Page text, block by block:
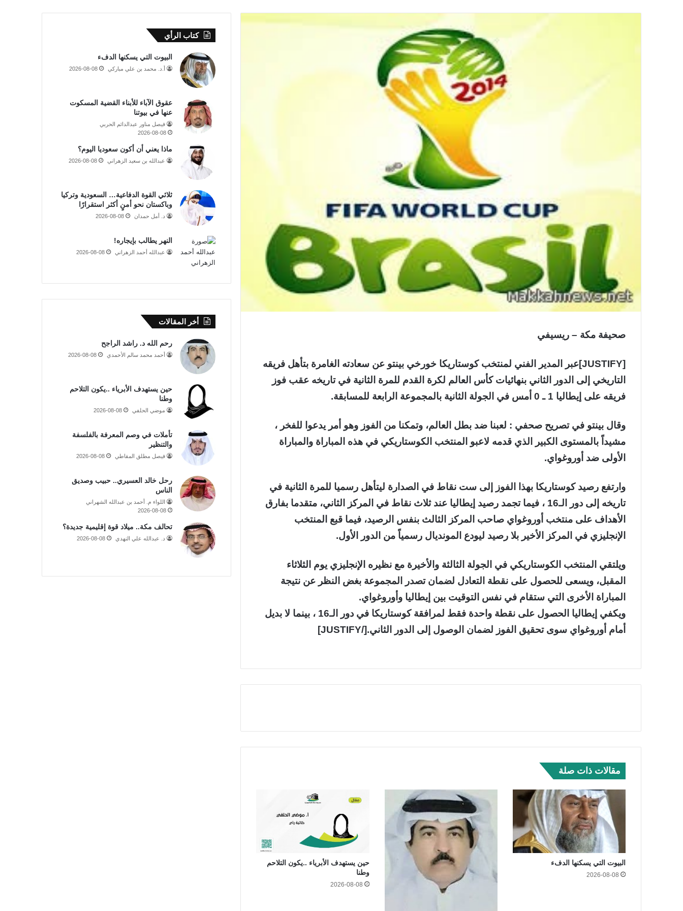
صحيفة مكة – ريسيفي
[JUSTIFY]عبر المدير الفني لمنتخب كوستاريكا خورخي بينتو عن سعادته الغامرة بتأهل فريقه
التاريخي إلى الدور الثاني بنهائيات كأس العالم لكرة القدم للمرة الثانية في تاريخه عقب فوز
فريقه على إيطاليا 1 ـ 0 أمس في الجولة الثانية بالمجموعة الرابعة للمسابقة.
وقال بينتو في تصريح صحفي : لعبنا ضد بطل العالم، وتمكنا من الفوز وهو أمر يدعوا للفخر ،
مشيداً بالمستوى الكبير الذي قدمه لاعبو المنتخب الكوستاريكي في هذه المباراة والمباراة
الأولى ضد أوروغواي.
وارتفع رصيد كوستاريكا بهذا الفوز إلى ست نقاط في الصدارة ليتأهل رسميا للمرة الثانية في
تاريخه إلى دور الـ16 ، فيما تجمد رصيد إيطاليا عند ثلاث نقاط في المركز الثاني، متقدما بفارق
الأهداف على منتخب أوروغواي صاحب المركز الثالث بنفس الرصيد، فيما قبع المنتخب
الإنجليزي في المركز الأخير بلا رصيد ليودع المونديال رسمياً من الدور الأول.
ويلتقي المنتخب الكوستاريكي في الجولة الثالثة والأخيرة مع نظيره الإنجليزي يوم الثلاثاء
المقبل، ويسعى للحصول على نقطة التعادل لضمان تصدر المجموعة بغض النظر عن نتيجة
المباراة الأخرى التي ستقام في نفس التوقيت بين إيطاليا وأوروغواي.
ويكفي إيطاليا الحصول على نقطة واحدة فقط لمرافقة كوستاريكا في دور الـ16 ، بينما لا بديل
أمام أوروغواي سوى تحقيق الفوز لضمان الوصول إلى الدور الثاني.[/JUSTIFY]
مقالات ذات صلة
البيوت التي يسكنها الدفء
2026-08-08
حين يستهدف الأبرياء ..يكون التلاحم
وطنا
2026-08-08
كتاب الرأي
البيوت التي يسكنها الدفء
أ.د. محمد بن علي مباركي 2026-08-08
عقوق الآباء للأبناء القضية المسكوت
عنها في بيوتنا
فيصل مناور عبدالدائم الحربي
2026-08-08
ماذا يعني أن أكون سعوديا اليوم؟
عبدالله بن سعيد الزهراني 2026-08-08
ثلاثي القوة الدفاعية… السعودية وتركيا
وباكستان نحو أمنٍ أكثر استقرارًا
د. أمل حمدان 2026-08-08
النهر يطالب بإيجاره!
عبدالله أحمد الزهراني 2026-08-08
أخر المقالات
رحم الله د. راشد الراجح
أحمد محمد سالم الأحمدي 2026-08-08
حين يستهدف الأبرياء ..يكون التلاحم
وطنا
موضي الحلفي 2026-08-08
تأملات في وصم المعرفة بالفلسفة
والتنظير
فيصل مطلق المقاطي 2026-08-08
رحل خالد العسيري.. حبيب وصديق
الناس
اللواء م. أحمد بن عبدالله الشهراني
2026-08-08
تحالف مكة.. ميلاد قوة إقليمية جديدة؟
د. عبدالله علي النهدي 2026-08-08